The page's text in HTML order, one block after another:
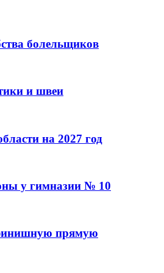
болельщиков
и швеи
на 2027 год
у гимназии № 10
прямую